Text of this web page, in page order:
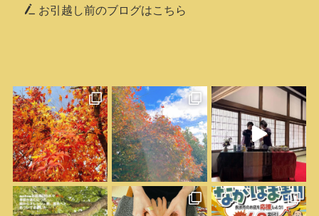
お引越し前のブログはこちら